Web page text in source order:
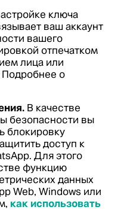
ключа
ваш аккаунт
вашего
отпечатком
лица или
Подробнее о
В качестве
безопасности вы
блокировку
доступ к
Для этого
функцию
данных
Web, Windows или
как использовать